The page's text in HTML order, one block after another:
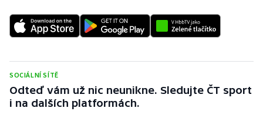
SOCIÁLNÍ SÍTĚ
Odteď vám už nic neunikne. Sledujte ČT sport
i na dalších platformách.